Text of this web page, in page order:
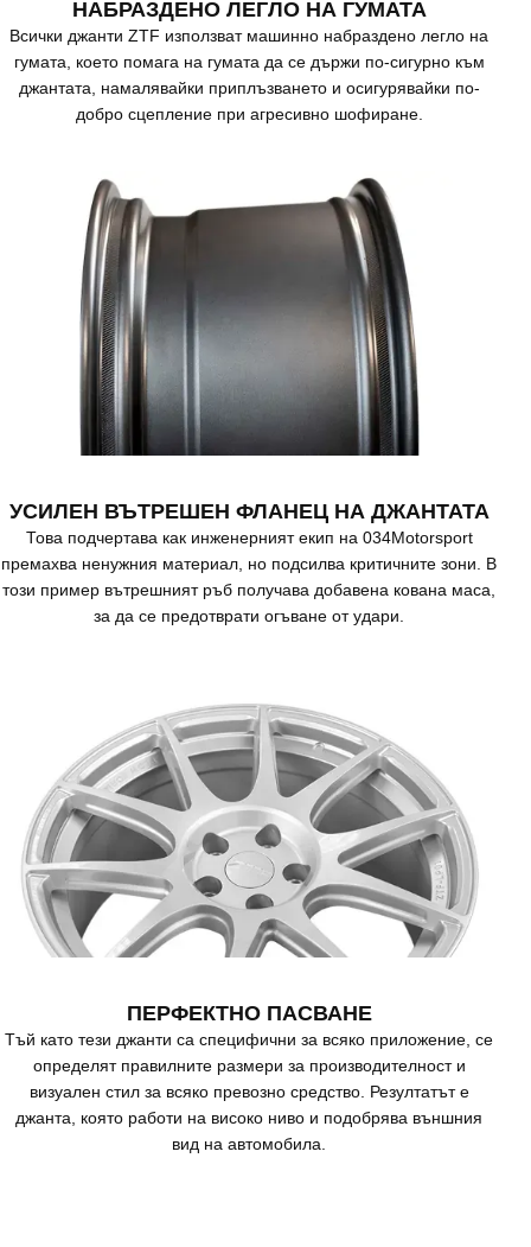
НАБРАЗДЕНО ЛЕГЛО НА ГУМАТА
Всички джанти ZTF използват машинно набраздено легло на
гумата, което помага на гумата да се държи по-сигурно към
джантата, намалявайки приплъзването и осигурявайки по-
добро сцепление при агресивно шофиране.
УСИЛЕН ВЪТРЕШЕН ФЛАНЕЦ НА ДЖАНТАТА
Това подчертава как инженерният екип на 034Motorsport
премахва ненужния материал, но подсилва критичните зони. В
този пример вътрешният ръб получава добавена кована маса,
за да се предотврати огъване от удари.
ПЕРФЕКТНО ПАСВАНЕ
Тъй като тези джанти са специфични за всяко приложение, се
определят правилните размери за производителност и
визуален стил за всяко превозно средство. Резултатът е
джанта, която работи на високо ниво и подобрява външния
вид на автомобила.